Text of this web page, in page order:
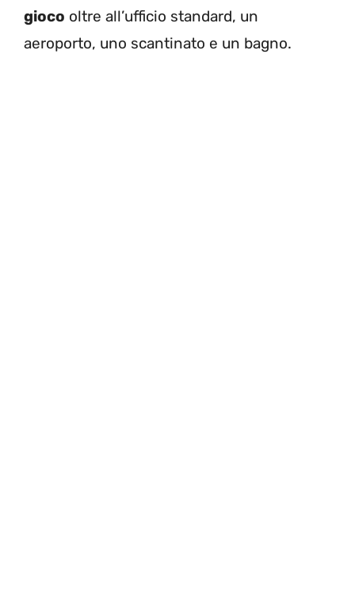
gioco oltre all’ufficio standard, un
aeroporto, uno scantinato e un bagno.